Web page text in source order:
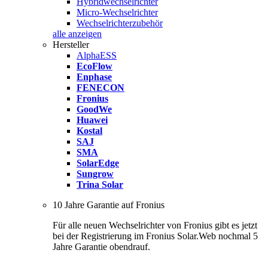
Micro-Wechselrichter
Wechselrichterzubehör
alle anzeigen
Hersteller
AlphaESS
EcoFlow
Enphase
FENECON
Fronius
GoodWe
Huawei
Kostal
SAJ
SMA
SolarEdge
Sungrow
Trina Solar
10 Jahre Garantie auf Fronius
Für alle neuen Wechselrichter von Fronius gibt es jetzt
bei der Registrierung im Fronius Solar.Web nochmal 5
Jahre Garantie obendrauf.